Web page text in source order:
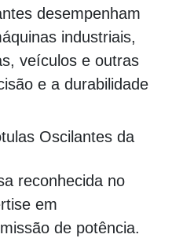
desempenham
industriais,
veículos e outras
e a durabilidade
Oscilantes da
reconhecida no
em
de potência.